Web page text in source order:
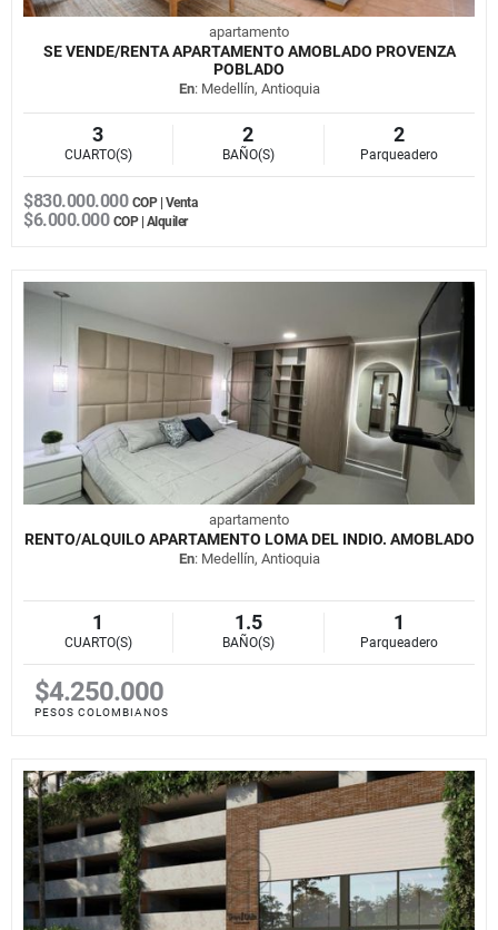
apartamento
SE VENDE/RENTA APARTAMENTO AMOBLADO PROVENZA
POBLADO
En: Medellín, Antioquia
3
CUARTO(S)
2
BAÑO(S)
2
Parqueadero
$830.000.000 COP | Venta
$6.000.000 COP | Alquiler
apartamento
RENTO/ALQUILO APARTAMENTO LOMA DEL INDIO. AMOBLADO
En: Medellín, Antioquia
1
CUARTO(S)
1.5
BAÑO(S)
1
Parqueadero
$4.250.000
PESOS COLOMBIANOS